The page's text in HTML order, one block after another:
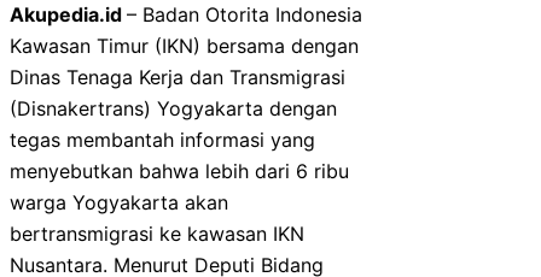
Akupedia.id – Badan Otorita Indonesia
Kawasan Timur (IKN) bersama dengan
Dinas Tenaga Kerja dan Transmigrasi
(Disnakertrans) Yogyakarta dengan
tegas membantah informasi yang
menyebutkan bahwa lebih dari 6 ribu
warga Yogyakarta akan
bertransmigrasi ke kawasan IKN
Nusantara. Menurut Deputi Bidang